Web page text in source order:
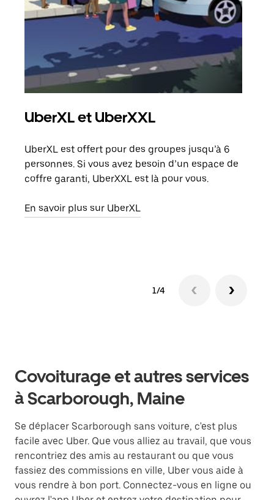
UberXL et UberXXL
UberXL est offert pour des groupes jusqu’à 6
personnes. Si vous avez besoin d’un espace de
coffre garanti, UberXXL est là pour vous.
En savoir plus sur UberXL
1/4
Covoiturage et autres services
à Scarborough, Maine
Se déplacer Scarborough sans voiture, c'est plus
facile avec Uber. Que vous alliez au travail, que vous
rencontriez des amis au restaurant ou que vous
fassiez des commissions en ville, Uber vous aide à
vous rendre à bon port. Connectez-vous en ligne ou